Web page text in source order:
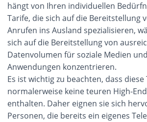
hängt von Ihren individuellen
Tarife, die sich auf die Bereitstellung
Anrufen ins Ausland spezialisieren,
sich auf die Bereitstellung von
Datenvolumen für soziale Medien
Anwendungen konzentrieren.
Es ist wichtig zu beachten, dass diese
normalerweise keine teuren High-
enthalten. Daher eignen sie sich
Personen, die bereits ein eigenes